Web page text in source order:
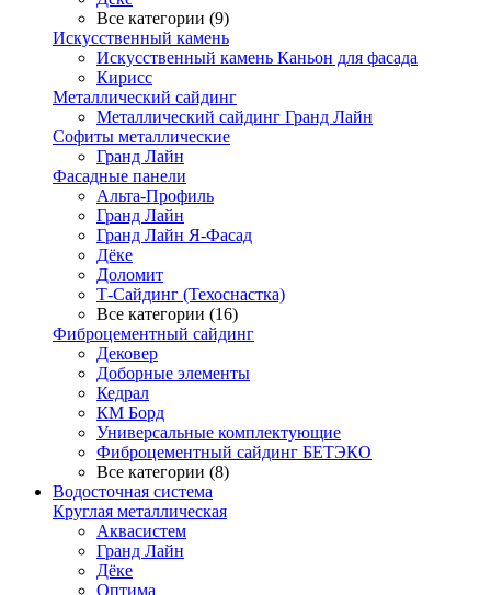
Все категории (9)
Искусственный камень
Искусственный камень Каньон для фасада
Кирисс
Металлический сайдинг
Металлический сайдинг Гранд Лайн
Софиты металлические
Гранд Лайн
Фасадные панели
Альта-Профиль
Гранд Лайн
Гранд Лайн Я-Фасад
Дёке
Доломит
Т-Сайдинг (Техоснастка)
Все категории (16)
Фиброцементный сайдинг
Дековер
Доборные элементы
Кедрал
КМ Борд
Универсальные комплектующие
Фиброцементный сайдинг БЕТЭКО
Все категории (8)
Водосточная система
Круглая металлическая
Аквасистем
Гранд Лайн
Дёке
Оптима